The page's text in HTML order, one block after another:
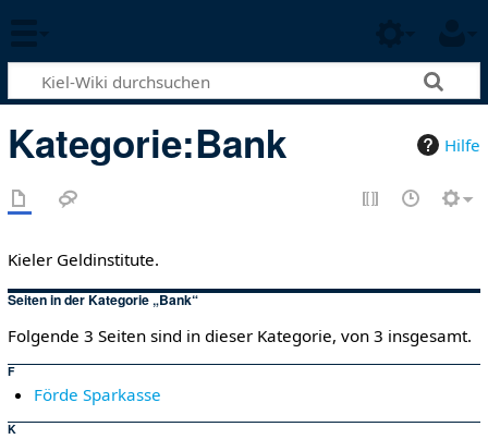
Hilfe
Kategorie:Bank
Kieler Geldinstitute.
Seiten in der Kategorie „Bank“
Folgende 3 Seiten sind in dieser Kategorie, von 3 insgesamt.
F
Förde Sparkasse
K